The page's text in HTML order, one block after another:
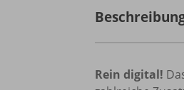
Rein digital!